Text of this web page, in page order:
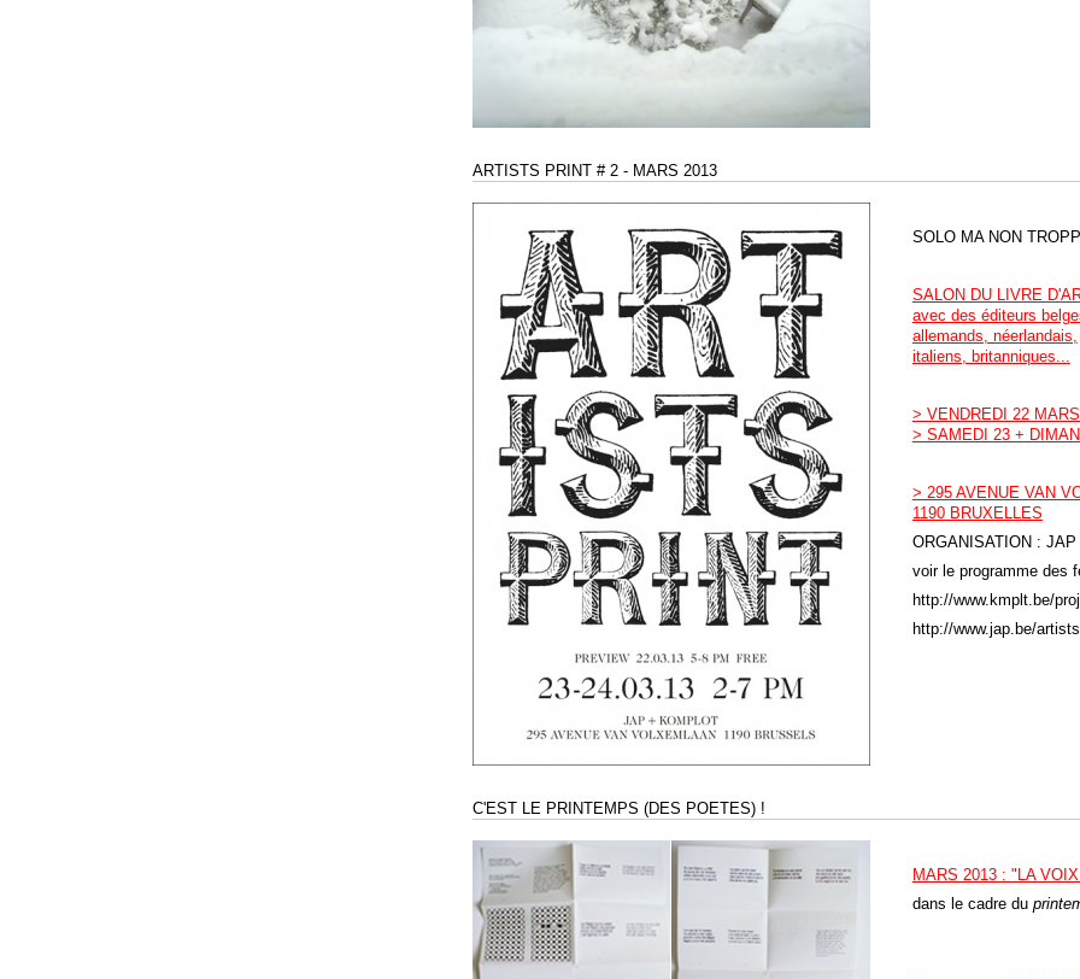
ARTISTS PRINT # 2 - MARS 2013
SOLO MA NON
SALON DU LIVRE
avec des éditeurs
allemands, néerlandais,
italiens, britanniques...
> VENDREDI 22
> SAMEDI 23 +
> 295 AVENUE VAN
1190 BRUXELLES
ORGANISATION :
voir le programme des
http://www.kmplt.be/
http://www.jap.be/
C'EST LE PRINTEMPS (DES POETES) !
MARS 2013 : "LA
dans le cadre du